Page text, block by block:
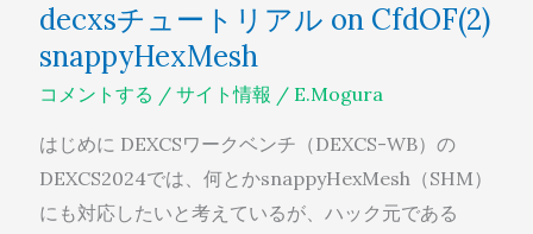
decxsチュートリアル on CfdOF(2)
snappyHexMesh
コメントする / サイト情報 / E.Mogura
はじめに DEXCSワークベンチ（DEXCS-WB）の
DEXCS2024では、何とかsnappyHexMesh（SHM）
にも対応したいと考えているが、ハック元である